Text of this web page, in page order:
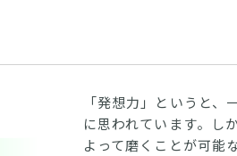
「発想力」というと
に思われています。し
よって磨くことが可能